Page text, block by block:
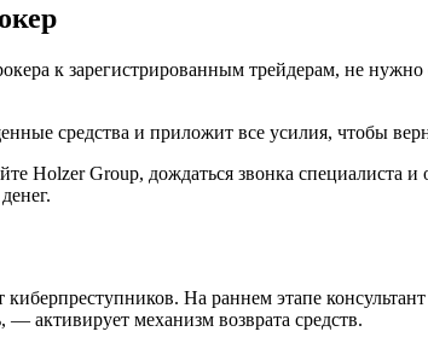
к зарегистрированным трейдерам, не
средства и приложит все усилия, чтобы
Holzer Group, дождаться звонка специалиста
На раннем этапе
активирует механизм возврата средств.